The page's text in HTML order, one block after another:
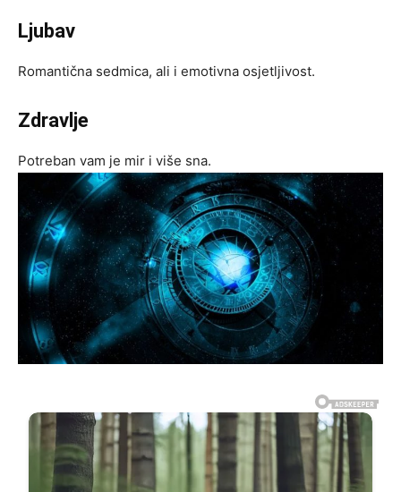
Ljubav
Romantična sedmica, ali i emotivna osjetljivost.
Zdravlje
Potreban vam je mir i više sna.